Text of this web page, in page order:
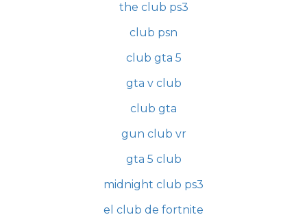
the club ps3
club psn
club gta 5
gta v club
club gta
gun club vr
gta 5 club
midnight club ps3
el club de fortnite